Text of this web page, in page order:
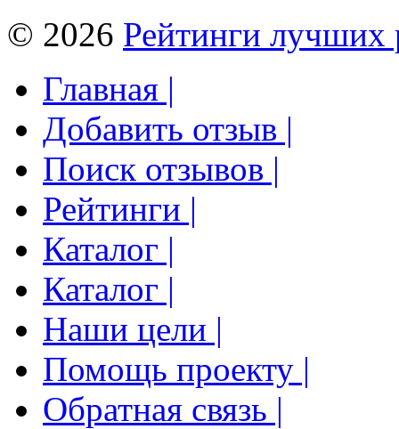
© 2026 Рейтинги лучших
Главная |
Добавить отзыв |
Поиск отзывов |
Рейтинги |
Каталог |
Каталог |
Наши цели |
Помощь проекту |
Обратная связь |